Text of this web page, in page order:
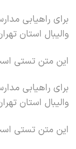
برای راهیابی
والیبال استان تهران از
این متن تستی
برای راهیابی
والیبال استان تهران از
این متن تستی